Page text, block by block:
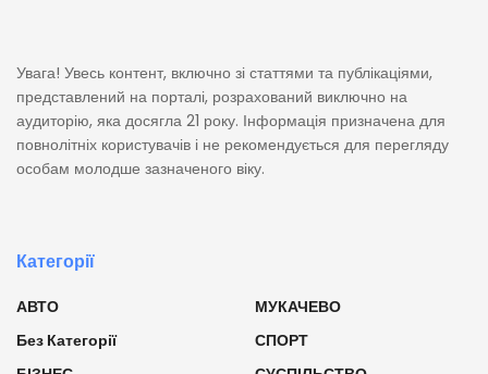
Увага! Увесь контент, включно зі статтями та публікаціями,
представлений на порталі, розрахований виключно на
аудиторію, яка досягла 21 року. Інформація призначена для
повнолітніх користувачів і не рекомендується для перегляду
особам молодше зазначеного віку.
Категорії
АВТО
Без Категорії
МУКАЧЕВО
СПОРТ